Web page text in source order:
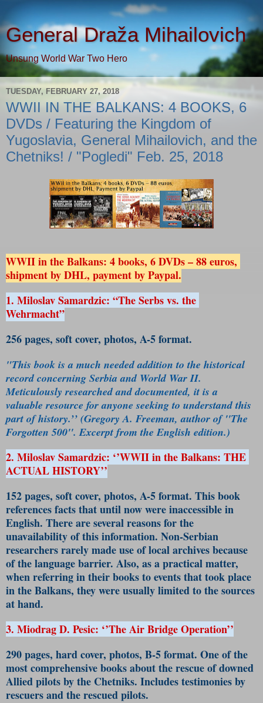
General Draža Mihailovich
Unsung World War Two Hero
TUESDAY, FEBRUARY 27, 2018
WWII IN THE BALKANS: 4 BOOKS, 6
DVDs / Featuring the Kingdom of
Yugoslavia, General Mihailovich, and the
Chetniks! / "Pogledi" Feb. 25, 2018
WWII in the Balkans: 4 books, 6 DVDs – 88 euros,
shipment by DHL, payment by Paypal.
1. MiloslavSamardzic: “The Serbs vs. the
Wehrmacht”
256 pages, soft cover, photos, A-5 format.
"This book is a much needed addition to the historical
record concerning Serbia and World War II.
Meticulously researched and documented, it is a
valuable resource for anyone seeking to understand this
part of history.’’ (Gregory A. Freeman, author of ''The
Forgotten 500''. Excerpt from the English edition.)
2. MiloslavSamardzic: ‘’WWII in the Balkans: THE
ACTUAL HISTORY’’
152 pages, soft cover, photos, A-5 format. This book
references facts that until now were inaccessible in
English. There are several reasons for the
unavailability of this information. Non-Serbian
researchers rarely made use of local archives because
of the language barrier. Also, as a practical matter,
when referring in their books to events that took place
in the Balkans, they were usually limited to the sources
at hand.
3. Miodrag D. Pesic: ‘’The Air Bridge Operation’’
290 pages, hard cover, photos, B-5 format. One of the
most comprehensive books about the rescue of downed
Allied pilots by the Chetniks. Includes testimonies by
rescuers and the rescued pilots.